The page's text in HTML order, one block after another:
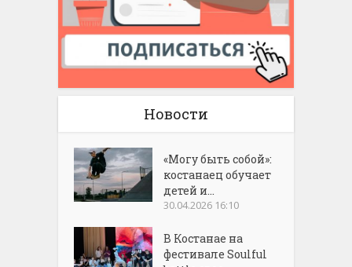
Новости
«Могу быть собой»:
костанаец обучает
детей и...
30.04.2026 16:10
В Костанае на
фестивале Soulful